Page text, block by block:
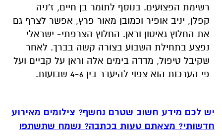
רשימת הפצועים. בנוסף לתומר בן חיים, ז'ניה
קפלן, יניב אופיר וכמובן מאור פרץ, אפשר לצרף גם
את החלוץ גאיטון וראן. החלוץ הצרפתי- ישראלי
נפצע בתחילת השבוע בצורה קשה בברך. לאחר
שקיבל טיפול, מדדה בימים אלה וראן על קביים ועל
פי הערכות הוא צפוי להיעדר בין 4-6 שבועות.
יש לכם מידע חשוב שטרם נחשף? צילומים מאירוע
חדשותי? מצאתם טעות בכתבה? נשמח שתשתפו